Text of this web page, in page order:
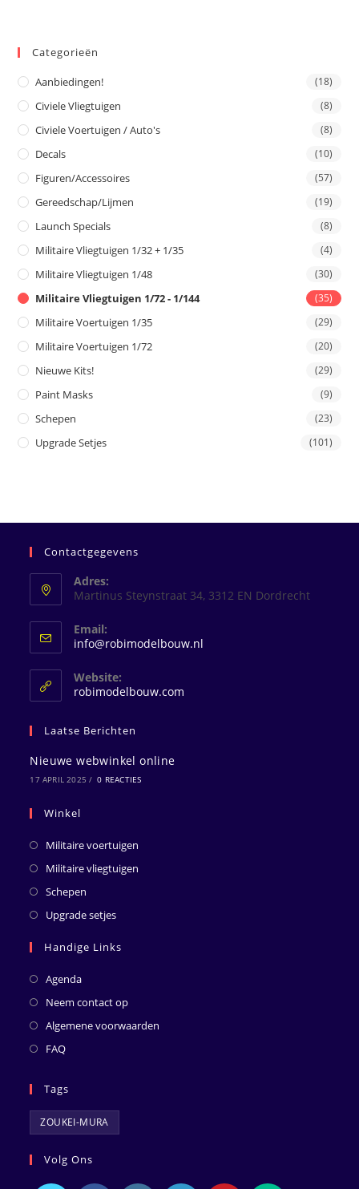
Categorieën
Aanbiedingen! (18)
Civiele Vliegtuigen (8)
Civiele Voertuigen / Auto's (8)
Decals (10)
Figuren/Accessoires (57)
Gereedschap/Lijmen (19)
Launch Specials (8)
Militaire Vliegtuigen 1/32 + 1/35 (4)
Militaire Vliegtuigen 1/48 (30)
Militaire Vliegtuigen 1/72 - 1/144 (35)
Militaire Voertuigen 1/35 (29)
Militaire Voertuigen 1/72 (20)
Nieuwe Kits! (29)
Paint Masks (9)
Schepen (23)
Upgrade Setjes (101)
Contactgegevens
Adres:
Martinus Steynstraat 34, 3312 EN Dordrecht
Email:
info@robimodelbouw.nl
Website:
robimodelbouw.com
Laatse Berichten
Nieuwe webwinkel online
17 APRIL 2025 / 0 REACTIES
Winkel
Militaire voertuigen
Militaire vliegtuigen
Schepen
Upgrade setjes
Handige Links
Agenda
Neem contact op
Algemene voorwaarden
FAQ
Tags
ZOUKEI-MURA
Volg Ons